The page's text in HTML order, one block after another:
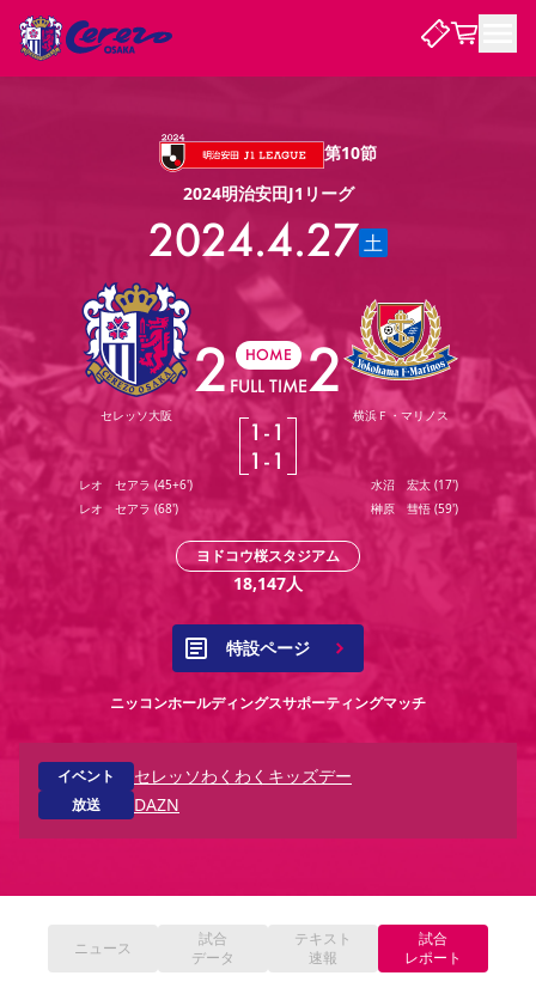
順位表
チームについて
選手・スタッフ スケジュール メディア情報 アクセス レディース
アカデミー ハナサカプレーヤー 歴代所属選手
チケット
チケット情報 販売スケジュール 価格・席種
購入方法
シーズンシート
法人シーズンシート 福祉サービス 団体チケット
特定興行入場券
譲渡サービス リセールサービス
観戦ガイド
初めて観戦ガイド キッズ向けサービス
マッチデープログラム
観戦マナー&ルール
ビジターサポーター観戦ガイド 公式アプリ
スタジアム
YANMAR HANASAKA STADIUM
よくある質問
よくある質問
クラブを知る
セレッソ大阪について
クラブ紹介 沿革 シーズン記録 求人情報
サポートする
パートナー企業募集中
サポートスタッフ
セレッソアイデアちょうだいな
応援商店街
活動レポート
SPORT POSITIVE LEAGUES
関連団体/施設
長居公園 セレッソフットサルパーク
ファンクラブ
ファンクラブ
SAKURA SOCIO SAKURA POINT Program 招待券引換方法 先行入場
まいセレチケット
会員規定 婚姻届・出生届・命名書
ニュース
グッズ チケット イベント ファンクラブ
スポーツクラブ
レディース
第10節
2024明治安田J1リーグ
2024.4.27土
セレッソ大阪
レオ セアラ (45+6')
レオ セアラ (68')
2 HOME
FULL TIME2
1-1
1-1
横浜Ｆ・マリノス
水沼 宏太 (17')
榊原 彗悟 (59')
ヨドコウ桜スタジアム
18,147人
特設ページ
ニッコンホールディングスサポーティングマッチ
イベント セレッソわくわくキッズデー
放送 DAZN
ニュース
試合
データ
テキスト
速報
試合
レポート